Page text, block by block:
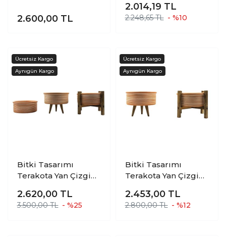
2.600,00 TL
Kendinden Ayaklı
Aranjmanlık
Saksı Yuvarlak İkili
Set Küçük
2.014,19 TL
2.248,65 TL - %10
Bitki Tasarımı
Terakota Yan Çizgi
Aranjman ve Bonzai
Saksı Üçlü Set
2.620,00 TL
3.500,00 TL - %25
Bitki Tasarımı
Terakota Yan Çizgi
Aranjman ve Bonzai
Saksı 3 ve 4 Ayaklı
2.453,00 TL
2.800,00 TL - %12